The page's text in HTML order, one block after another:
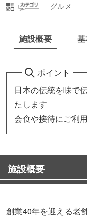
グルメ
施設概要
ポイント
日本の伝統を味で
たします
会食や接待にご利
施設概要
創業40年を迎える老